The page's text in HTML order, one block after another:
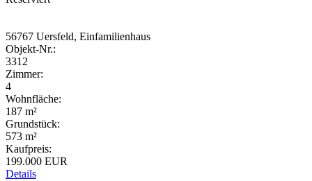
56767 Uersfeld, Einfamilienhaus
Objekt-Nr.:
3312
Zimmer:
4
Wohnfläche:
187 m²
Grundstück:
573 m²
Kaufpreis:
199.000 EUR
Details